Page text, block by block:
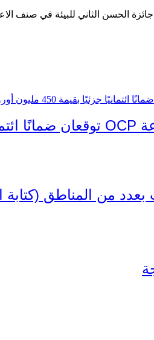
الحسن الثاني للبيئة في صنف
من المناطق (كتابة